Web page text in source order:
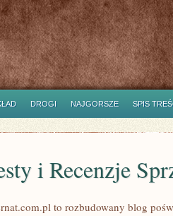
DROGI NAJGORSZE SPIS
i Recenzje
to rozbudowany blog